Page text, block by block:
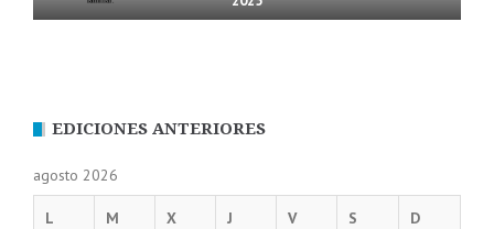
EDICIONES ANTERIORES
agosto 2026
L M X J V S D